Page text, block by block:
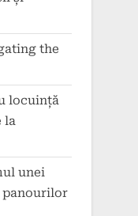
the
locuință
la
unei
panourilor